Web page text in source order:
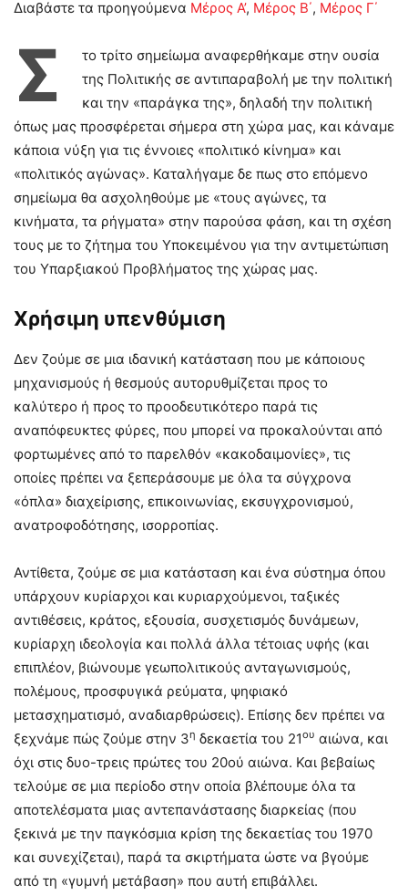
Διαβάστε τα προηγούμενα Μέρος Α’, Μέρος Β΄, Μέρος Γ΄
Σ
το τρίτο σημείωμα αναφερθήκαμε στην ουσία
της Πολιτικής σε αντιπαραβολή με την πολιτική
και την «παράγκα της», δηλαδή την πολιτική
όπως μας προσφέρεται σήμερα στη χώρα μας, και κάναμε
κάποια νύξη για τις έννοιες «πολιτικό κίνημα» και
«πολιτικός αγώνας». Καταλήγαμε δε πως στο επόμενο
σημείωμα θα ασχοληθούμε με «τους αγώνες, τα
κινήματα, τα ρήγματα» στην παρούσα φάση, και τη σχέση
τους με το ζήτημα του Υποκειμένου για την αντιμετώπιση
του Υπαρξιακού Προβλήματος της χώρας μας.
Χρήσιμη υπενθύμιση
Δεν ζούμε σε μια ιδανική κατάσταση που με κάποιους
μηχανισμούς ή θεσμούς αυτορυθμίζεται προς το
καλύτερο ή προς το προοδευτικότερο παρά τις
αναπόφευκτες φύρες, που μπορεί να προκαλούνται από
φορτωμένες από το παρελθόν «κακοδαιμονίες», τις
οποίες πρέπει να ξεπεράσουμε με όλα τα σύγχρονα
«όπλα» διαχείρισης, επικοινωνίας, εκσυγχρονισμού,
ανατροφοδότησης, ισορροπίας.
Αντίθετα, ζούμε σε μια κατάσταση και ένα σύστημα όπου
υπάρχουν κυρίαρχοι και κυριαρχούμενοι, ταξικές
αντιθέσεις, κράτος, εξουσία, συσχετισμός δυνάμεων,
κυρίαρχη ιδεολογία και πολλά άλλα τέτοιας υφής (και
επιπλέον, βιώνουμε γεωπολιτικούς ανταγωνισμούς,
πολέμους, προσφυγικά ρεύματα, ψηφιακό
μετασχηματισμό, αναδιαρθρώσεις). Επίσης δεν πρέπει να
ξεχνάμε πώς ζούμε στην 3η δεκαετία του 21ου αιώνα, και
όχι στις δυο-τρεις πρώτες του 20ού αιώνα. Και βεβαίως
τελούμε σε μια περίοδο στην οποία βλέπουμε όλα τα
αποτελέσματα μιας αντεπανάστασης διαρκείας (που
ξεκινά με την παγκόσμια κρίση της δεκαετίας του 1970
και συνεχίζεται), παρά τα σκιρτήματα ώστε να βγούμε
από τη «γυμνή μετάβαση» που αυτή επιβάλλει.